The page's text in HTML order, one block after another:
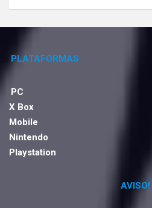
PLATAFORMAS
PC
X Box
Mobile
Nintendo
Playstation
AVISO!